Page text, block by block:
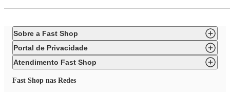
Sobre a Fast Shop
Portal de Privacidade
Atendimento Fast Shop
Fast Shop nas Redes